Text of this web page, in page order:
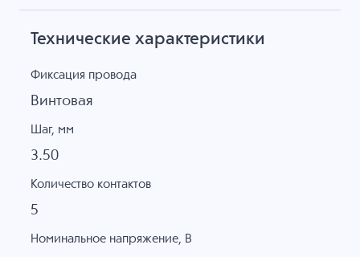
Технические характеристики
Фиксация провода
Винтовая
Шаг, мм
3.50
Количество контактов
5
Номинальное напряжение, B